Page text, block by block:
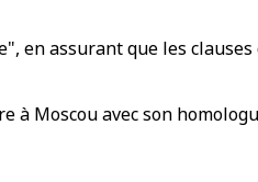
en assurant que les
Moscou avec son